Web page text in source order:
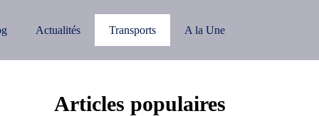
Actualités Transports A la Une
Articles populaires